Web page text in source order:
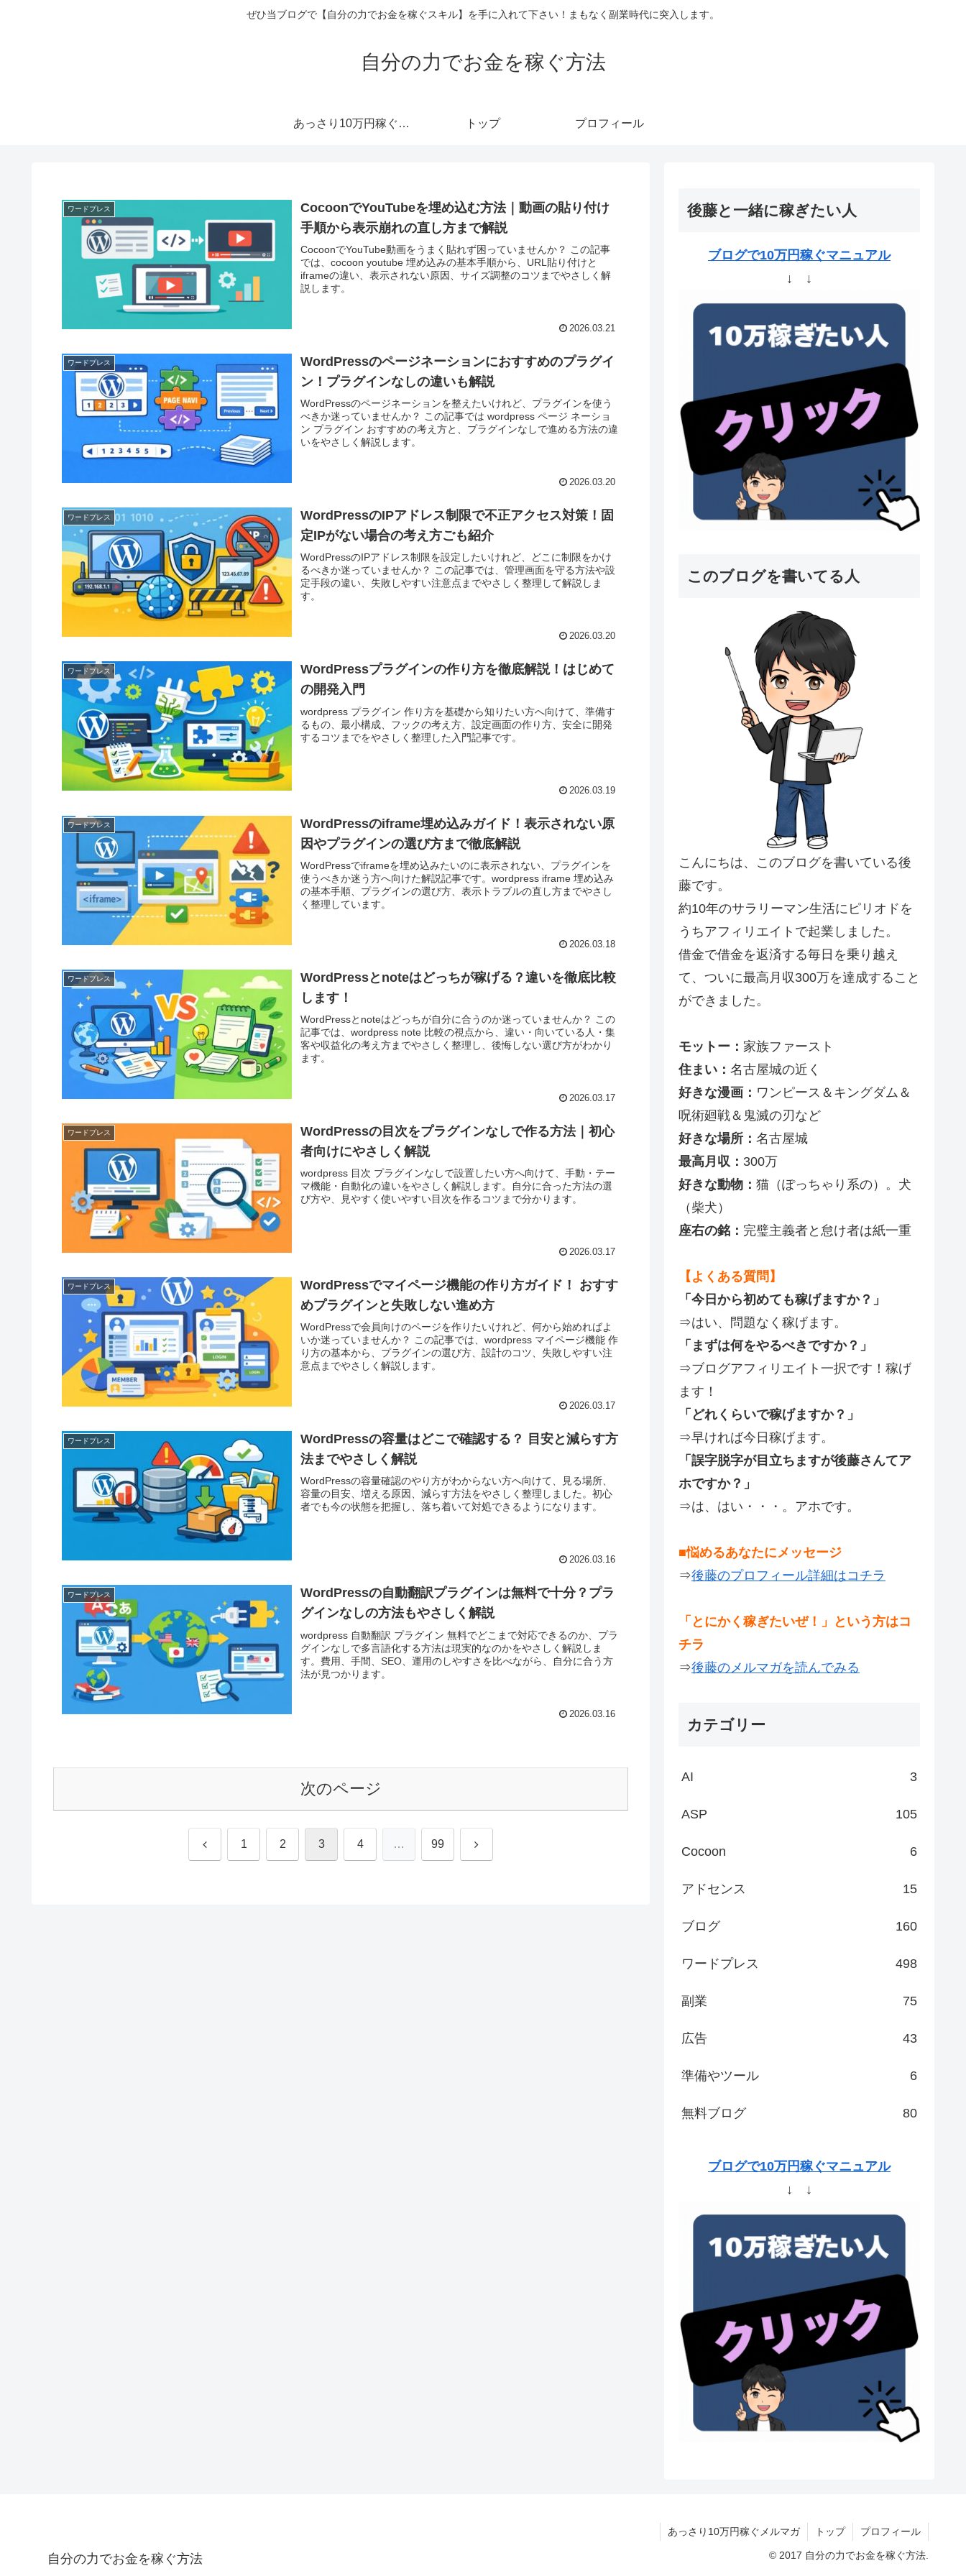
ぜひ当ブログで【自分の力でお金を稼ぐスキル】を手に入れて下さい！まもなく副業時代に突入します。
自分の力でお金を稼ぐ方法
あっさり10万円稼ぐメルマガ トップ プロフィール
ワードプレス
CocoonでYouTubeを埋め込む方法｜動画の貼り付け
手順から表示崩れの直し方まで解説
CocoonでYouTube動画をうまく貼れず困っていませんか？ この記事
では、cocoon youtube 埋め込みの基本手順から、URL貼り付けと
iframeの違い、表示されない原因、サイズ調整のコツまでやさしく解
説します。
2026.03.21
ワードプレス
WordPressのページネーションにおすすめのプラグイ
ン！プラグインなしの違いも解説
WordPressのページネーションを整えたいけれど、プラグインを使う
べきか迷っていませんか？ この記事では wordpress ページ ネーショ
ン プラグイン おすすめの考え方と、プラグインなしで進める方法の違
いをやさしく解説します。
2026.03.20
ワードプレス
WordPressのIPアドレス制限で不正アクセス対策！固
定IPがない場合の考え方ごも紹介
WordPressのIPアドレス制限を設定したいけれど、どこに制限をかけ
るべきか迷っていませんか？ この記事では、管理画面を守る方法や設
定手段の違い、失敗しやすい注意点までやさしく整理して解説しま
す。
2026.03.20
ワードプレス
WordPressプラグインの作り方を徹底解説！はじめて
の開発入門
wordpress プラグイン 作り方を基礎から知りたい方へ向けて、準備す
るもの、最小構成、フックの考え方、設定画面の作り方、安全に開発
するコツまでをやさしく整理した入門記事です。
2026.03.19
ワードプレス
WordPressのiframe埋め込みガイド！表示されない原
因やプラグインの選び方まで徹底解説
WordPressでiframeを埋め込みたいのに表示されない、プラグインを
使うべきか迷う方へ向けた解説記事です。wordpress iframe 埋め込み
の基本手順、プラグインの選び方、表示トラブルの直し方までやさし
く整理しています。
2026.03.18
ワードプレス
WordPressとnoteはどっちが稼げる？違いを徹底比較
します！
WordPressとnoteはどっちが自分に合うのか迷っていませんか？ この
記事では、wordpress note 比較の視点から、違い・向いている人・集
客や収益化の考え方までやさしく整理し、後悔しない選び方がわかり
ます。
2026.03.17
ワードプレス
WordPressの目次をプラグインなしで作る方法｜初心
者向けにやさしく解説
wordpress 目次 プラグインなしで設置したい方へ向けて、手動・テー
マ機能・自動化の違いをやさしく解説します。自分に合った方法の選
び方や、見やすく使いやすい目次を作るコツまで分かります。
2026.03.17
ワードプレス
WordPressでマイページ機能の作り方ガイド！ おすす
めプラグインと失敗しない進め方
WordPressで会員向けのページを作りたいけれど、何から始めればよ
いか迷っていませんか？ この記事では、wordpress マイページ機能 作
り方の基本から、プラグインの選び方、設計のコツ、失敗しやすい注
意点までやさしく解説します。
2026.03.17
ワードプレス
WordPressの容量はどこで確認する？ 目安と減らす方
法までやさしく解説
WordPressの容量確認のやり方がわからない方へ向けて、見る場所、
容量の目安、増える原因、減らす方法をやさしく整理しました。初心
者でも今の状態を把握し、落ち着いて対処できるようになります。
2026.03.16
ワードプレス
WordPressの自動翻訳プラグインは無料で十分？プラ
グインなしの方法もやさしく解説
wordpress 自動翻訳 プラグイン 無料でどこまで対応できるのか、プラ
グインなしで多言語化する方法は現実的なのかをやさしく解説しま
す。費用、手間、SEO、運用のしやすさを比べながら、自分に合う方
法が見つかります。
2026.03.16
次のページ
前 1 2 3 4 … 99 次
後藤と一緒に稼ぎたい人
ブログで10万円稼ぐマニュアル
↓ ↓
このブログを書いてる人
こんにちは、このブログを書いている後
藤です。
約10年のサラリーマン生活にピリオドを
うちアフィリエイトで起業しました。
借金で借金を返済する毎日を乗り越え
て、ついに最高月収300万を達成すること
ができました。
モットー： 家族ファースト
住まい： 名古屋城の近く
好きな漫画： ワンピース＆キングダム＆
呪術廻戦＆鬼滅の刃など
好きな場所： 名古屋城
最高月収： 300万
好きな動物： 猫（ぽっちゃり系の）。犬
（柴犬）
座右の銘： 完璧主義者と怠け者は紙一重
【よくある質問】
「今日から初めても稼げますか？」
⇒はい、問題なく稼げます。
「まずは何をやるべきですか？」
⇒ブログアフィリエイト一択です！稼げ
ます！
「どれくらいで稼げますか？」
⇒早ければ今日稼げます。
「誤字脱字が目立ちますが後藤さんてア
ホですか？」
⇒は、はい・・・。アホです。
■悩めるあなたにメッセージ
⇒後藤のプロフィール詳細はコチラ
「とにかく稼ぎたいぜ！」という方はコ
チラ
⇒後藤のメルマガを読んでみる
カテゴリー
AI 3
ASP 105
Cocoon 6
アドセンス 15
ブログ 160
ワードプレス 498
副業 75
広告 43
準備やツール 6
無料ブログ 80
ブログで10万円稼ぐマニュアル
↓ ↓
自分の力でお金を稼ぐ方法
あっさり10万円稼ぐメルマガ トップ プロフィール
© 2017 自分の力でお金を稼ぐ方法.